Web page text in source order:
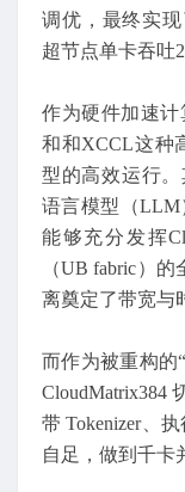
调优，最终实现
超节点单卡吞吐
作为硬件加速
和和XCCL这种
型的高效运行
语言模型（LLM
能够充分发挥
（UB fabric）
离奠定了带宽与
而作为被重构的
CloudMatrix384
带 Tokenizer、
自足，做到千卡